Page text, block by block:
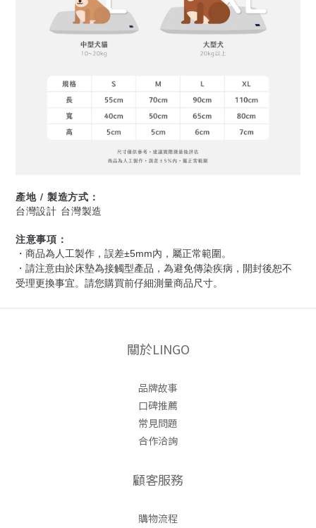
產地 / 製造方式：
台灣設計 台灣製造
注意事項：
・商品為人工製作，誤差±5mm內，屬正常範圍。
・請注意由於床墊為接觸型產品，為避免傳染疾病，開封後恕不
受理更換事宜。請您購買前仔細測量商品尺寸。
關於LINGO
品牌故事
口碑推薦
常見問題
合作洽詢
顧客服務
購物流程